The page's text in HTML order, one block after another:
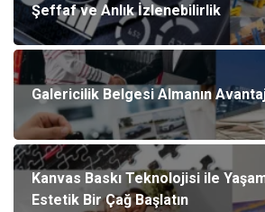
Şeffaf ve Anlık İzlenebilirlik
Galericilik Belgesi Almanın
Kanvas Baskı Teknolojisi ile
Estetik Bir Çağ Başlatın